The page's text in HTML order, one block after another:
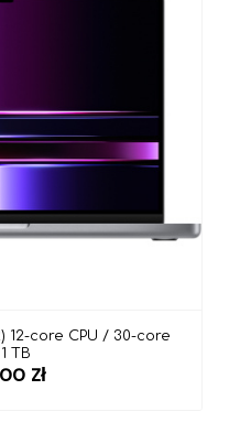
12-core CPU / 30-core
TB
zł